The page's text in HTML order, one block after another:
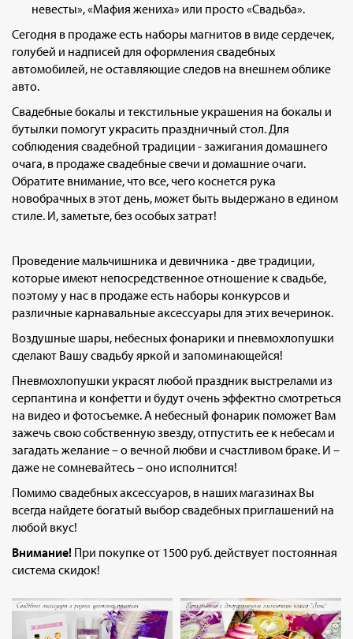
невесты», «Мафия жениха» или просто «Свадьба».
Сегодня в продаже есть наборы магнитов в виде сердечек,
голубей и надписей для оформления свадебных
автомобилей, не оставляющие следов на внешнем облике
авто.
Свадебные бокалы и текстильные украшения на бокалы и
бутылки помогут украсить праздничный стол. Для
соблюдения свадебной традиции - зажигания домашнего
очага, в продаже свадебные свечи и домашние очаги.
Обратите внимание, что все, чего коснется рука
новобрачных в этот день, может быть выдержано в едином
стиле. И, заметьте, без особых затрат!
Проведение мальчишника и девичника - две традиции,
которые имеют непосредственное отношение к свадьбе,
поэтому у нас в продаже есть наборы конкурсов и
различные карнавальные аксессуары для этих вечеринок.
Воздушные шары, небесных фонарики и пневмохлопушки
сделают Вашу свадьбу яркой и запоминающейся!
Пневмохлопушки украсят любой праздник выстрелами из
серпантина и конфетти и будут очень эффектно смотреться
на видео и фотосъемке. А небесный фонарик поможет Вам
зажечь свою собственную звезду, отпустить ее к небесам и
загадать желание – о вечной любви и счастливом браке. И –
даже не сомневайтесь – оно исполнится!
Помимо свадебных аксессуаров, в наших магазинах Вы
всегда найдете богатый выбор свадебных приглашений на
любой вкус!
Внимание! При покупке от 1500 руб. действует постоянная
система скидок!